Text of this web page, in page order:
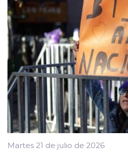
Martes 21 de julio de 2026